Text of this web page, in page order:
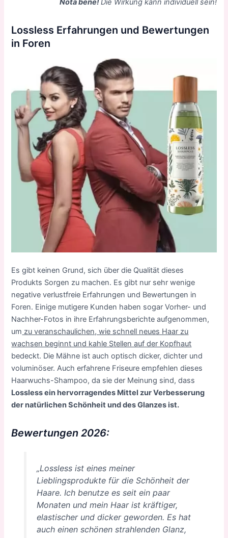
Nota bene!Die Wirkung kann individuell sein!
Lossless Erfahrungen und Bewertungen
in Foren
Es gibt keinen Grund, sich über die Qualität dieses
Produkts Sorgen zu machen. Es gibt nur sehr wenige
negative verlustfreie Erfahrungen und Bewertungen in
Foren. Einige mutigere Kunden haben sogar Vorher- und
Nachher-Fotos in ihre Erfahrungsberichte aufgenommen,
um zu veranschaulichen, wie schnell neues Haar zu
wachsen beginnt und kahle Stellen auf der Kopfhaut
bedeckt. Die Mähne ist auch optisch dicker, dichter und
voluminöser. Auch erfahrene Friseure empfehlen dieses
Haarwuchs-Shampoo, da sie der Meinung sind, dass
Lossless ein hervorragendes Mittel zur Verbesserung
der natürlichen Schönheit und des Glanzes ist.
Bewertungen 2026:
„Lossless ist eines meiner
Lieblingsprodukte für die Schönheit der
Haare. Ich benutze es seit ein paar
Monaten und mein Haar ist kräftiger,
elastischer und dicker geworden. Es hat
auch einen schönen strahlenden Glanz,